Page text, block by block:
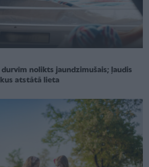
durvīm nolikts jaundzimušais; ļaudis
atstātā lieta